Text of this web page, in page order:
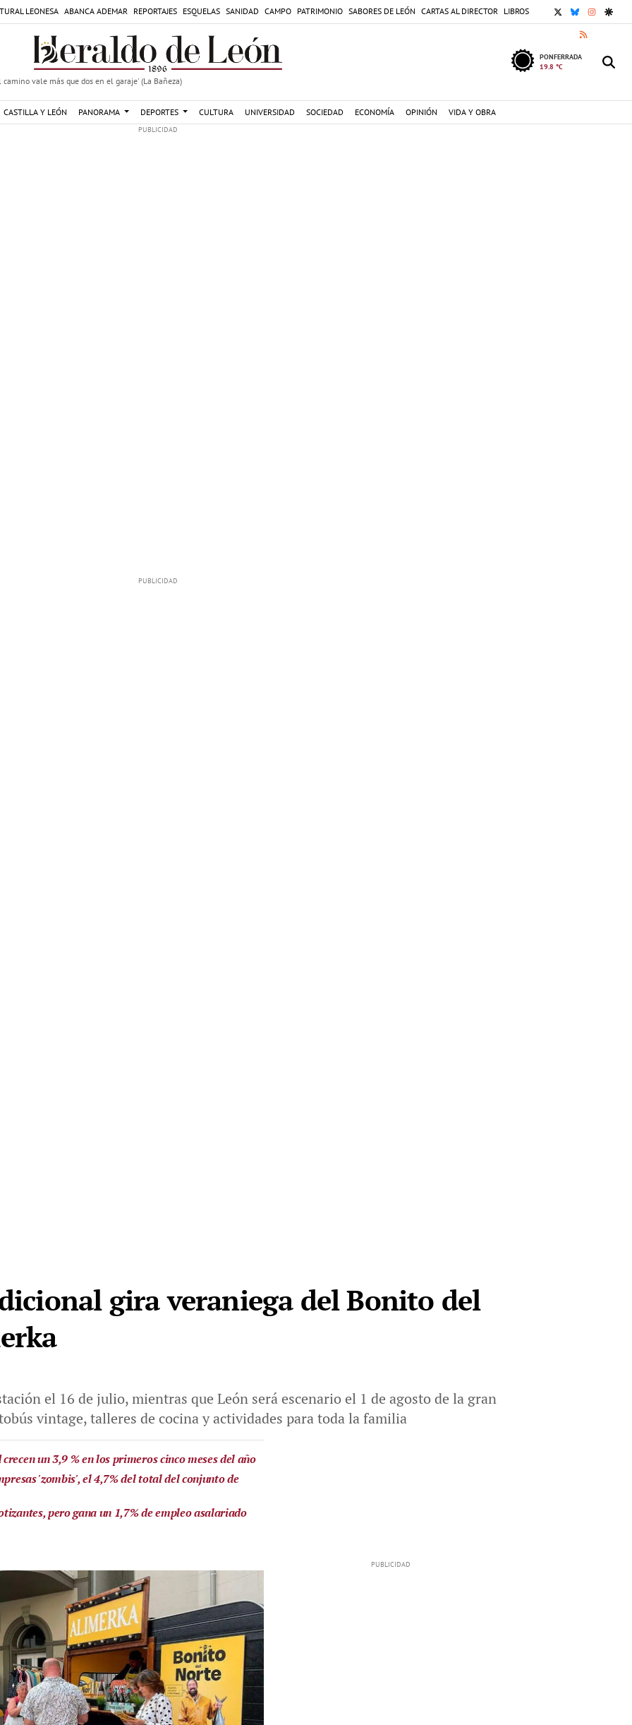
LEONESA ABANCA ADEMAR REPORTAJES ESQUELAS SANIDAD CAMPO PATRIMONIO SABORES DE LEÓN CARTAS AL DIRECTOR LIBROS X BLUESKY
RSS
vale más que dos en el garaje' (La Bañeza)
PONFERRADA
19.8 °C
CASTILLA Y LEÓN PANORAMA DEPORTES CULTURA UNIVERSIDAD SOCIEDAD ECONOMÍA OPINIÓN VIDA Y OBRA
gira veraniega del Bonito del
el 16 de julio, mientras que León será escenario el 1 de agosto de la gran
vintage, talleres de cocina y actividades para toda la familia
un 3,9 % en los primeros cinco meses del año
'zombis', el 4,7% del total del conjunto de
pero gana un 1,7% de empleo asalariado